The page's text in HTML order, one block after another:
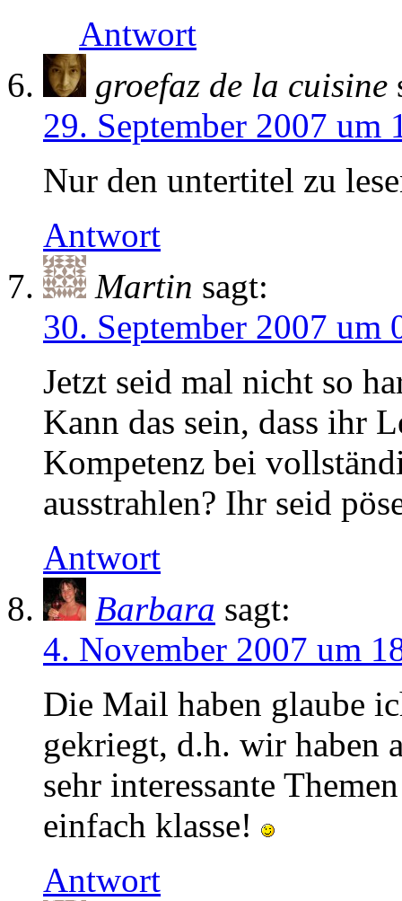
Antwort
groefaz de la cuisine
29. September 2007 um
Nur den untertitel zu
Antwort
Martin sagt:
30. September 2007 um
Jetzt seid mal nicht so
Kann das sein, dass ihr
Kompetenz bei
ausstrahlen? Ihr seid
Antwort
Barbara sagt:
4. November 2007 um
Die Mail haben glaube
gekriegt, d.h. wir haben
sehr interessante
einfach klasse!
Antwort